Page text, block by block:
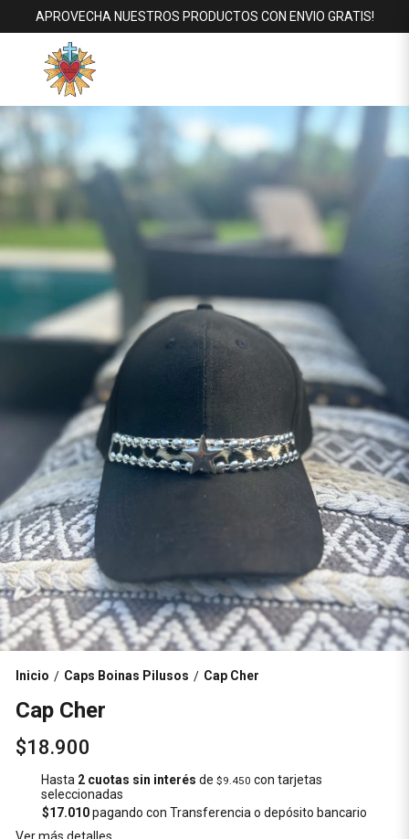
APROVECHA NUESTROS PRODUCTOS CON ENVIO GRATIS!
Inicio / Caps Boinas Pilusos / Cap Cher
Cap Cher
$18.900
Hasta 2 cuotas sin interés de $9.450 con tarjetas
seleccionadas
$17.010pagando con Transferencia o depósito bancario